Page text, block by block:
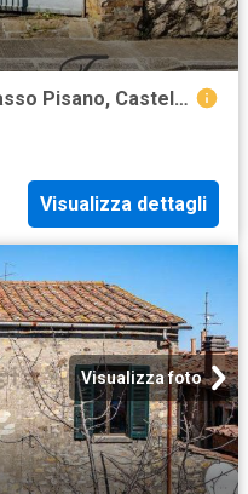
Appartamento in vendita a Sasso Pisano, Castelnuovo di Val di Cecina
Visualizza dettagli
Visualizza foto